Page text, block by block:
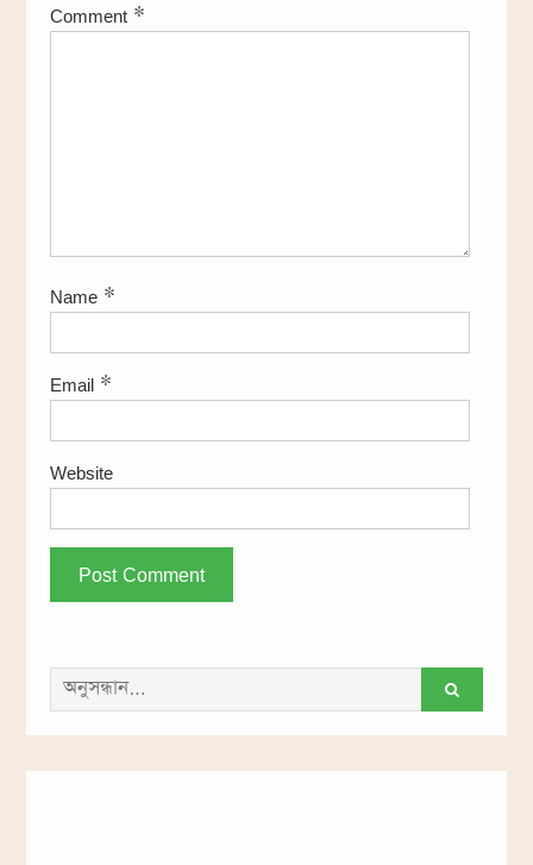
Comment *
Name *
Email *
Website
সন্ধান
করাঃ